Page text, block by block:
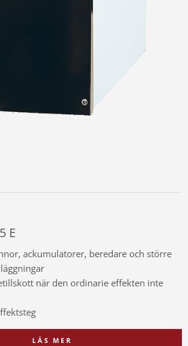
E
ackumulatorer, beredare och större
när den ordinarie effekten inte
LÄS MER